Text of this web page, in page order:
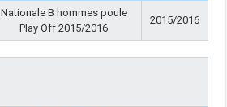
Nationale B hommes poule
Play Off 2015/2016
2015/2016